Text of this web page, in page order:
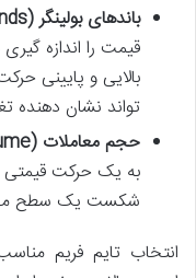
باندهای بولینگر (Bollinger Bands):
قیمت را اندازه
بالایی و پایینی
تواند نشان دهنده
حجم معاملات (Volume):
به یک حرکت قیمتی
شکست یک سطح
انتخاب تایم فریم